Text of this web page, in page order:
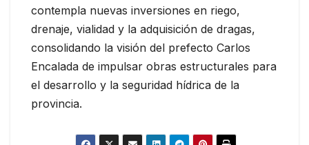
contempla nuevas inversiones en riego,
drenaje, vialidad y la adquisición de dragas,
consolidando la visión del prefecto Carlos
Encalada de impulsar obras estructurales para
el desarrollo y la seguridad hídrica de la
provincia.